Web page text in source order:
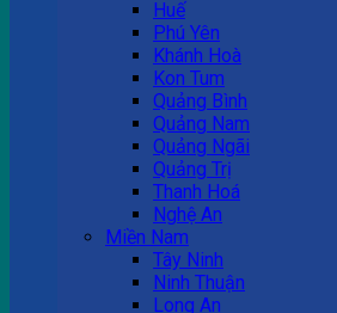
Huế
Phú Yên
Khánh Hoà
Kon Tum
Quảng Bình
Quảng Nam
Quảng Ngãi
Quảng Trị
Thanh Hoá
Nghệ An
Miền Nam
Tây Ninh
Ninh Thuận
Long An